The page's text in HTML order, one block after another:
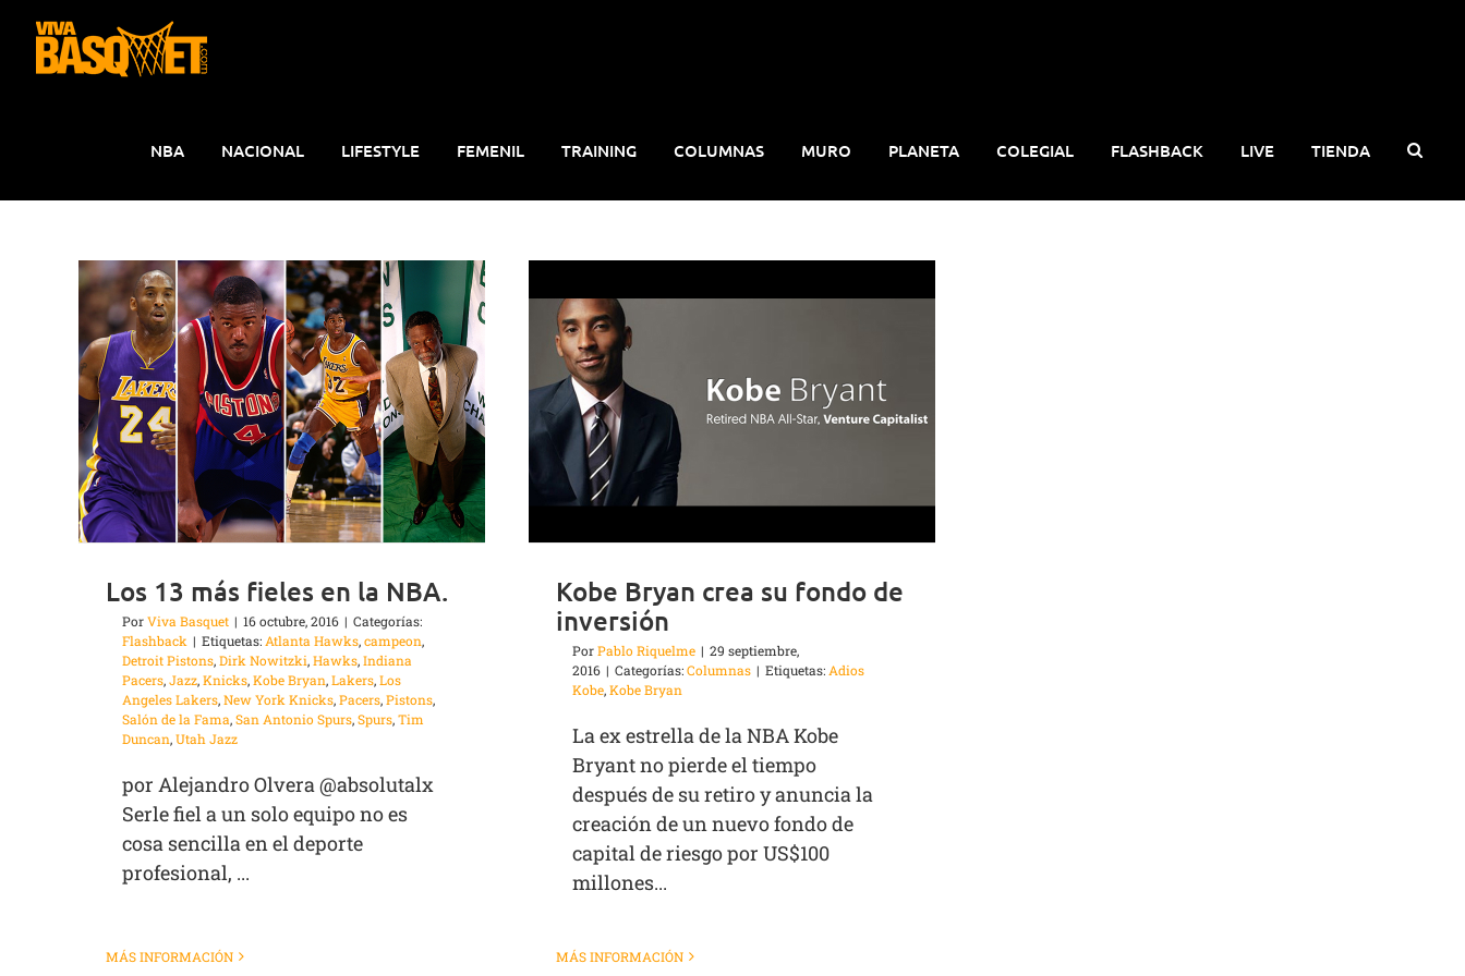
contenido
NBA NACIONAL LIFESTYLE FEMENIL TRAINING COLUMNAS MURO PLANETA COLEGIAL FLASHBACK LIVE TIENDA
Los 13 más fieles en la NBA.
PorViva Basquet | 16 octubre, 2016 | Categorías:
Flashback | Etiquetas:Atlanta Hawks,campeon,
Detroit Pistons,Dirk Nowitzki,Hawks,Indiana
Pacers,Jazz,Knicks,Kobe Bryan,Lakers,Los
Angeles Lakers,New York Knicks,Pacers,Pistons,
Salón de la Fama,San Antonio Spurs,Spurs,Tim
Duncan,Utah Jazz
por Alejandro Olvera @absolutalx
Serle fiel a un solo equipo no es
cosa sencilla en el deporte
profesional, ...
MÁS INFORMACIÓN
Kobe Bryan crea su fondo de
inversión
PorPablo Riquelme | 29 septiembre,
2016 | Categorías:Columnas | Etiquetas:Adios
Kobe,Kobe Bryan
La ex estrella de la NBA Kobe
Bryant no pierde el tiempo
después de su retiro y anuncia la
creación de un nuevo fondo de
capital de riesgo por US$100
millones...
MÁS INFORMACIÓN